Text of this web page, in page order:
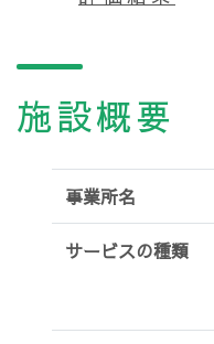
施設概要
事業所名
サービスの種類